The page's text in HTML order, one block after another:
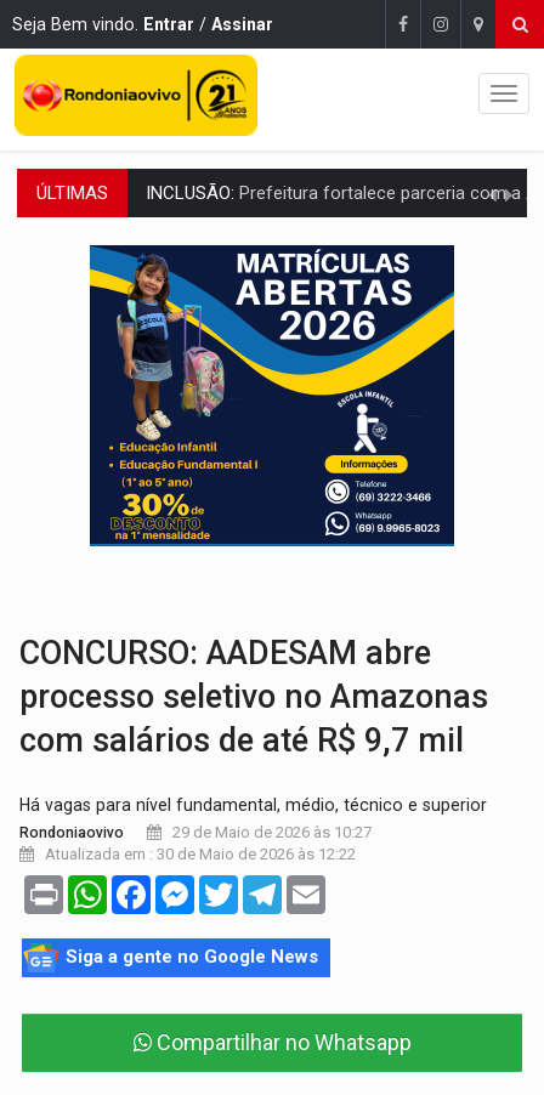
Seja Bem vindo. Entrar / Assinar
ÚLTIMAS INCLUSÃO: Prefeitura fortalece parceria com a APAE para ampliar ações
DEFESA:Exército testa inovações no combate a drones durante
TEMAS SOCIOAMBIENTAIS:Em Itapuã do Oeste, CINEMAZÔNIA leva cinema
PREVISÃO: Interior de Rondônia terá sábado (8) de calor
INFRAESTRUTURA:Após quase 30 anos de espera, asfalto chega ao
A ILHA: Coreografia de Rondônia estreia na programação do Festival de
ELEIÇÕES 2026: Sgt. Mouza esclarece 'erro de digitação' em declaração de
JUDICIÁRIO: Sinjur parabeniza servidores pelo adicional de incentivo com
CONCURSO: AADESAM abre
processo seletivo no Amazonas
com salários de até R$ 9,7 mil
Há vagas para nível fundamental, médio, técnico e superior
Rondoniaovivo
29 de Maio de 2026 às 10:27
Atualizada em : 30 de Maio de 2026 às 12:22
Print WhatsAppFacebookMessenger
TwitterTelegram
Siga a gente no Google News
Compartilhar no Whatsapp